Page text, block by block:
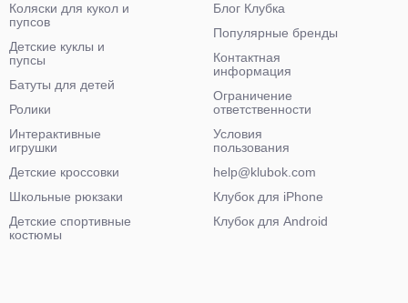
Коляски для кукол и
пупсов
Детские куклы и
пупсы
Батуты для детей
Ролики
Интерактивные
игрушки
Детские кроссовки
Школьные рюкзаки
Детские спортивные
костюмы
Блог Клубка
Популярные бренды
Контактная
информация
Ограничение
ответственности
Условия
пользования
help@klubok.com
Клубок для iPhone
Клубок для Android